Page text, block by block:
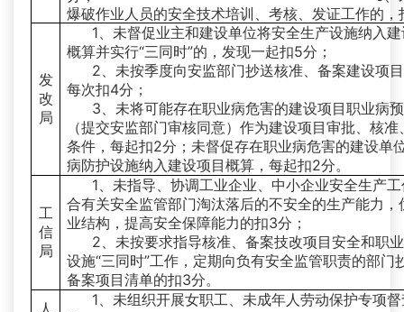
爆破作业人员的安全技术培训、考核、发证工作的，
发
改
局
1、未督促业主和建设单位将安全生产设施纳入
概算并实行“三同时”的，发现一起扣5分；
2、未按季度向安监部门抄送核准、备案建设项
每次扣4分；
3、未将可能存在职业病危害的建设项目职业病
（提交安监部门审核同意）作为建设项目审批、核准
条件，每起扣2分；未督促存在职业病危害的建设单
病防护设施纳入建设项目概算，每起扣2分。
工
信
局
1、未指导、协调工业企业、中小企业安全生产
合有关安全监管部门淘汰落后的不安全的生产能力，
业结构，提高安全保障能力的扣3分；
2、未按要求指导核准、备案技改项目安全和职
设施“三同时”工作，定期向负有安全监管职责的部门
备案项目清单的扣3分。
1、未组织开展女职工、未成年人劳动保护专项